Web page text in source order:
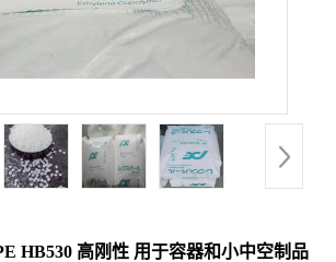
HB530 高刚性 用于容器和小中空制品